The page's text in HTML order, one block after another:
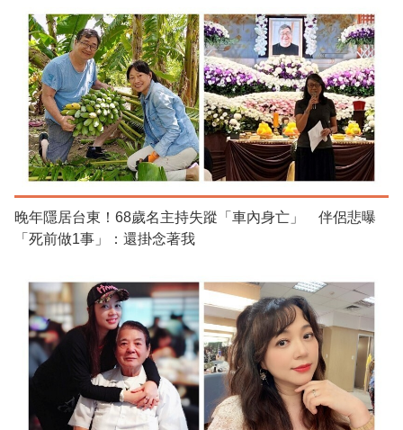
晚年隱居台東！68歲名主持失蹤「車內身亡」 伴侶悲曝
「死前做1事」：還掛念著我